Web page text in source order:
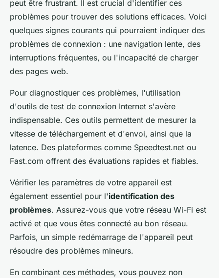
peut être frustrant. Il est crucial d'identifier ces
problèmes pour trouver des solutions efficaces. Voici
quelques signes courants qui pourraient indiquer des
problèmes de connexion : une navigation lente, des
interruptions fréquentes, ou l'incapacité de charger
des pages web.
Pour diagnostiquer ces problèmes, l'utilisation
d'outils de test de connexion Internet s'avère
indispensable. Ces outils permettent de mesurer la
vitesse de téléchargement et d'envoi, ainsi que la
latence. Des plateformes comme Speedtest.net ou
Fast.com offrent des évaluations rapides et fiables.
Vérifier les paramètres de votre appareil est
également essentiel pour l'identification des
problèmes. Assurez-vous que votre réseau Wi-Fi est
activé et que vous êtes connecté au bon réseau.
Parfois, un simple redémarrage de l'appareil peut
résoudre des problèmes mineurs.
En combinant ces méthodes, vous pouvez non